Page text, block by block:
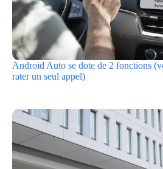
Android Auto se dote de 2 fonctions
rater un seul appel)